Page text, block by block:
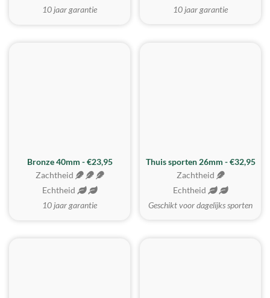
10 jaar garantie
10 jaar garantie
Bronze 40mm - €23,95
Zachtheid
Echtheid
10 jaar garantie
Thuis sporten 26mm - €32,95
Zachtheid
Echtheid
Geschikt voor dagelijks sporten